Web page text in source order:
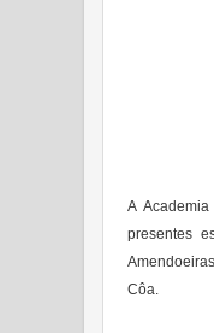
A
presentes
Côa.